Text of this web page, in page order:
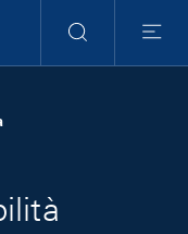
Ricerca
Menu